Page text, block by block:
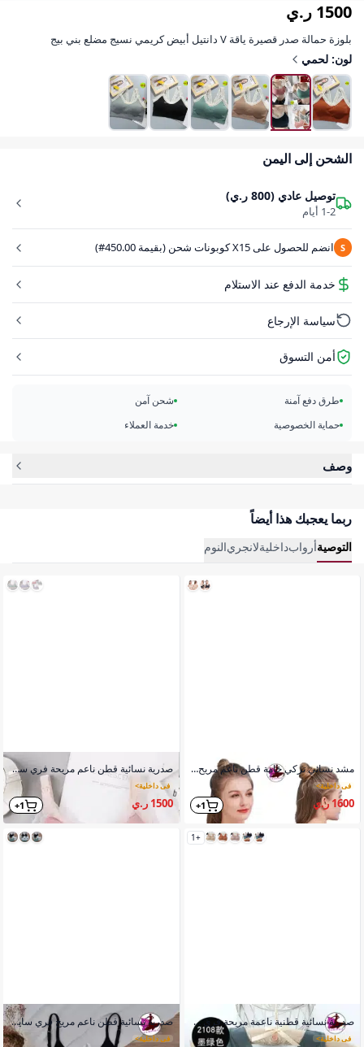
1500 ر.ي
بلوزة حمالة صدر قصيرة ياقة V دانتيل أبيض كريمي نسيج مضلع بني بيج
لون: لحمي
الشحن إلى اليمن
توصيل عادي (800 ر.ي)
1-2 أيام
S انضم للحصول على X15 كوبونات شحن (بقيمة 450.00#)
خدمة الدفع عند الاستلام
سياسة الإرجاع
أمن التسوق
طرق دفع آمنة
شحن آمن
حماية الخصوصية
خدمة العملاء
وصف
ربما يعجبك هذا أيضاً
التوصيةأروابداخليةلانجريالنوم
مشد نسائي تركي خامة قطن ناعم مريح فري سايز
في داخلية >
1600 ر.ي 1+
+1
صدرية نسائية قطنية ناعمة مريحة فري سايز
في داخلية >
صدرية نسائية قطن ناعم مريحة فري سايز تصنيع خارجي
في داخلية >
1500 ر.ي 1+
صدرية نسائية قطن ناعم مريح فري سايز تصنيع خارجي
في داخلية >